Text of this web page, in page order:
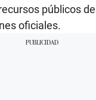
públicos
oficiales.